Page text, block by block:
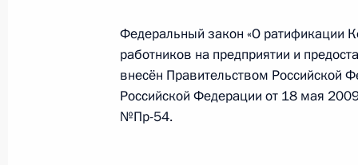
Встреча с руководителями
21 июля 2011 года, 14:00
Федеральный закон «О ратификации
работников на предприятии и
внесён Правительством Российской
Российской Федерации от 18 мая
№Пр-54.